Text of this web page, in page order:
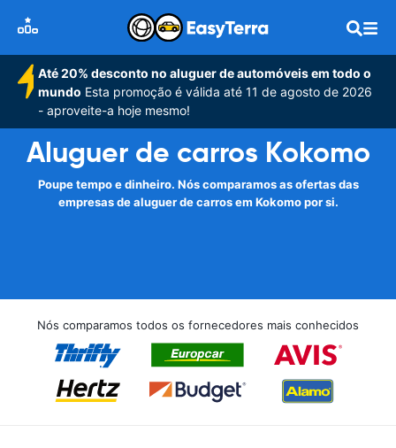
Até 20% desconto no aluguer de automóveis em todo o
mundo Esta promoção é válida até 11 de agosto de 2026
- aproveite-a hoje mesmo!
Aluguer de carros Kokomo
Poupe tempo e dinheiro. Nós comparamos as ofertas das
empresas de aluguer de carros em Kokomo por si.
Nós comparamos todos os fornecedores mais conhecidos